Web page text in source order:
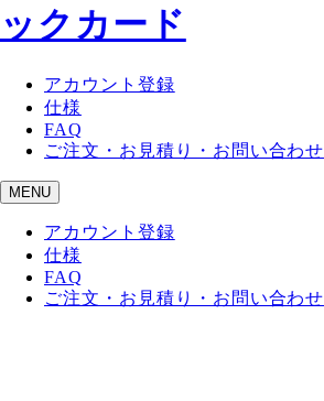
アカウント登録
仕様
FAQ
ご注文・お見積り・お問い合わせ
MENU
アカウント登録
仕様
FAQ
ご注文・お見積り・お問い合わせ